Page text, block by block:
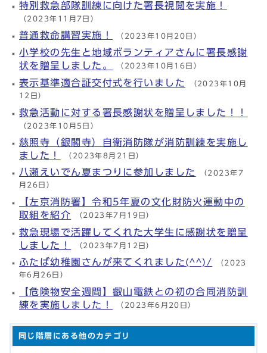
特別救急部隊訓練に向けた署長視閲を実施！
（2023年11月7日）
普通救命講習実施！ （2023年10月20日）
小学校の先生と地域ボランティアさんに署長感謝
状を贈呈しました。 （2023年10月16日）
表示基準適合証交付式を行いました （2023年10月
12日）
救急活動に対する署長感謝状を贈呈しました！！
（2023年10月5日）
慈照寺（銀閣寺）自衛消防隊が消防訓練を実施し
ました！ （2023年8月21日）
八瀬えいでん夏まつりに参加しました （2023年7
月26日）
【左京消防署】令和5年夏の文化財防火運動中の
取組を紹介 （2023年7月19日）
救急現場で活躍してくれた大学生に感謝状を贈呈
しました！ （2023年7月12日）
ふたば幼稚園さんが来てくれました(^^)/ （2023
年6月26日）
【危険物安全週間】叡山電鉄との初の合同消防訓
練を実施しました！ （2023年6月20日）
同じ階層にある他のカテゴリ